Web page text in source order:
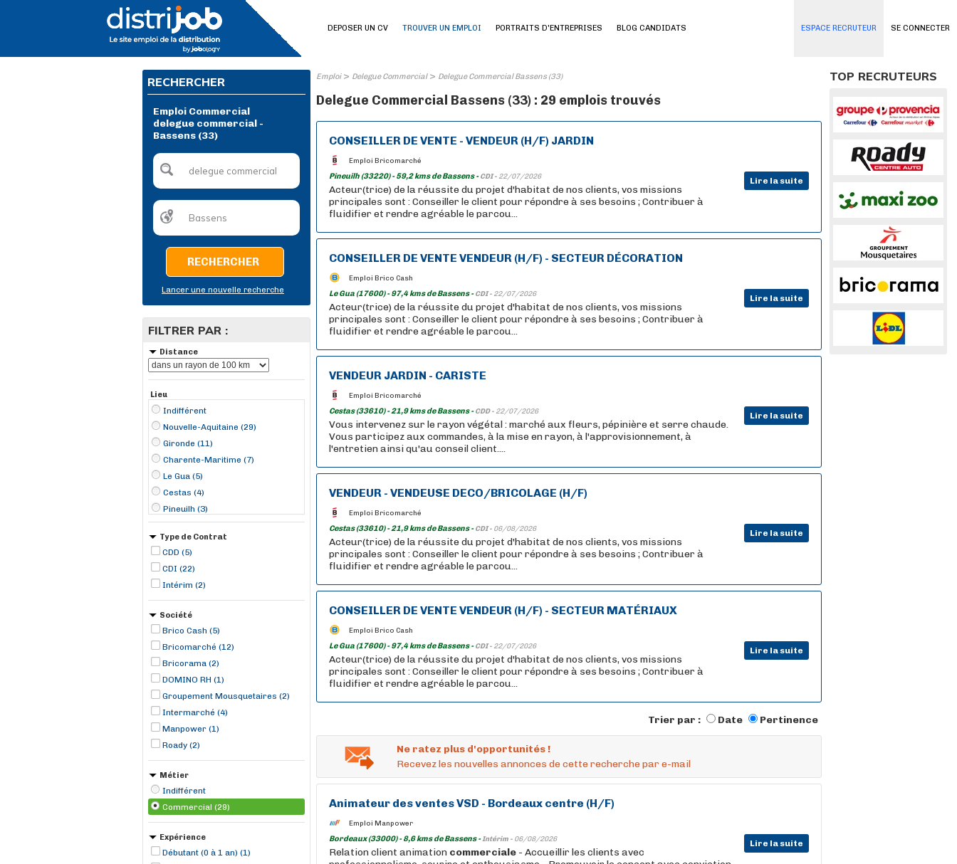
SE CONNECTER
DEPOSER UN CV TROUVER UN EMPLOI PORTRAITS D'ENTREPRISES BLOG CANDIDATS ESPACE RECRUTEUR
RECHERCHER
Emploi Commercial
delegue commercial -
Bassens (33)
RECHERCHER
Lancer une nouvelle recherche
FILTRER PAR :
Distance
Lieu
Indifférent
Nouvelle-Aquitaine (29)
Gironde (11)
Charente-Maritime (7)
Le Gua (5)
Cestas (4)
Pineuilh (3)
Barbezieux-Saint-Hilaire (2)
Creysse (2)
Marmande (2)
Montendre (2)
Montpon-sur-l'Isle (2)
Type de Contrat
CDD (5)
CDI (22)
Intérim (2)
Société
Brico Cash (5)
Bricomarché (12)
Bricorama (2)
DOMINO RH (1)
Groupement Mousquetaires (2)
Intermarché (4)
Manpower (1)
Roady (2)
Métier
Indifférent
Commercial (29)
Expérience
Débutant (0 à 1 an) (1)
Emploi> Delegue Commercial> Delegue Commercial Bassens (33)
Delegue Commercial Bassens (33) : 29 emplois trouvés
CONSEILLER DE VENTE - VENDEUR (H/F) JARDIN
Emploi Bricomarché
Pineuilh (33220) - 59,2 kms de Bassens -CDI - 22/07/2026 Lire la suite
Acteur(trice) de la réussite du projet d'habitat de nos clients, vos missions
principales sont : Conseiller le client pour répondre à ses besoins ; Contribuer à
fluidifier et rendre agréable le parcou...
CONSEILLER DE VENTE VENDEUR (H/F) - SECTEUR DÉCORATION
Emploi Brico Cash
Le Gua (17600) - 97,4 kms de Bassens -CDI - 22/07/2026 Lire la suite
Acteur(trice) de la réussite du projet d'habitat de nos clients, vos missions
principales sont : Conseiller le client pour répondre à ses besoins ; Contribuer à
fluidifier et rendre agréable le parcou...
VENDEUR JARDIN - CARISTE
Emploi Bricomarché
Cestas (33610) - 21,9 kms de Bassens -CDD - 22/07/2026 Lire la suite
Vous intervenez sur le rayon végétal : marché aux fleurs, pépinière et serre chaude.
Vous participez aux commandes, à la mise en rayon, à l'approvisionnement, à
l'entretien ainsi qu'au conseil client....
VENDEUR - VENDEUSE DECO/BRICOLAGE (H/F)
Emploi Bricomarché
Cestas (33610) - 21,9 kms de Bassens -CDI - 06/08/2026 Lire la suite
Acteur(trice) de la réussite du projet d'habitat de nos clients, vos missions
principales sont : Conseiller le client pour répondre à ses besoins ; Contribuer à
fluidifier et rendre agréable le parcou...
CONSEILLER DE VENTE VENDEUR (H/F) - SECTEUR MATÉRIAUX
Emploi Brico Cash
Le Gua (17600) - 97,4 kms de Bassens -CDI - 22/07/2026 Lire la suite
Acteur(trice) de la réussite du projet d'habitat de nos clients, vos missions
principales sont : Conseiller le client pour répondre à ses besoins ; Contribuer à
fluidifier et rendre agréable le parcou...
Trier par : Date Pertinence
Ne ratez plus d'opportunités !
Recevez les nouvelles annonces de cette recherche par e-mail
Animateur des ventes VSD - Bordeaux centre (H/F)
Emploi Manpower
Bordeaux (33000) - 8,6 kms de Bassens -Intérim - 06/08/2026 Lire la suite
Relation client animation commerciale - Accueillir les clients avec
TOP RECRUTEURS